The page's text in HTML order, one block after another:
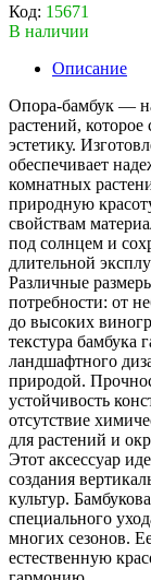
Код: 15671
В наличии
Описание
Опора-бамбук —
растений, которое
эстетику.
обеспечивает
комнатных
природную
свойствам
под солнцем и
длительной
Различные
потребности: от
до высоких
текстура бамбука
ландшафтного
природой.
устойчивость
отсутствие
для растений и
Этот аксессуар
создания
культур.
специального
многих сезонов.
естественную